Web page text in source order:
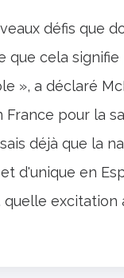
défis que
que cela
», a déclaré
pour la
déjà que la
d'unique en
quelle